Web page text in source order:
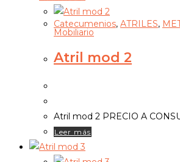
Catecumenios, ATRILES,
Mobiliario
Atril mod 2
Atril mod 2 PRECIO A
Leer más